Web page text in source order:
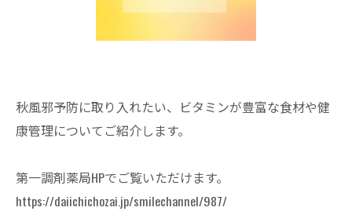
秋風邪予防に取り入れたい、ビタミンが豊富な食材や健
康管理についてご紹介します。
第一調剤薬局HPでご覧いただけます。
https://daiichichozai.jp/smilechannel/987/